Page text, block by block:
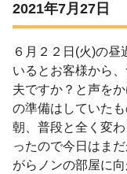
2021年7月27日
６月２２日(火)の
いるとお客様から
夫ですか？と声を
の準備はしていた
朝、普段と全く変
ったので今日はま
がらノンの部屋に向